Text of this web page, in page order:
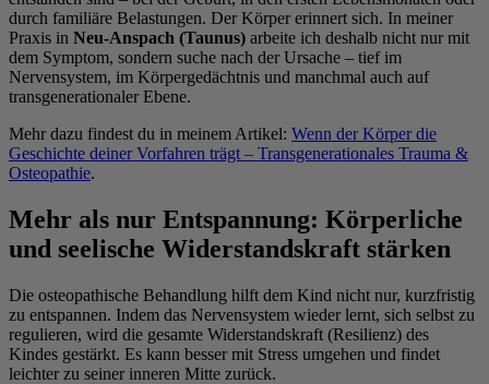
durch familiäre Belastungen. Der Körper erinnert sich. In meiner
Praxis in Neu-Anspach (Taunus) arbeite ich deshalb nicht nur mit
dem Symptom, sondern suche nach der Ursache – tief im
Nervensystem, im Körpergedächtnis und manchmal auch auf
transgenerationaler Ebene.
Mehr dazu findest du in meinem Artikel: Wenn der Körper die
Geschichte deiner Vorfahren trägt – Transgenerationales Trauma &
Osteopathie.
Mehr als nur Entspannung: Körperliche
und seelische Widerstandskraft stärken
Die osteopathische Behandlung hilft dem Kind nicht nur, kurzfristig
zu entspannen. Indem das Nervensystem wieder lernt, sich selbst zu
regulieren, wird die gesamte Widerstandskraft (Resilienz) des
Kindes gestärkt. Es kann besser mit Stress umgehen und findet
leichter zu seiner inneren Mitte zurück.